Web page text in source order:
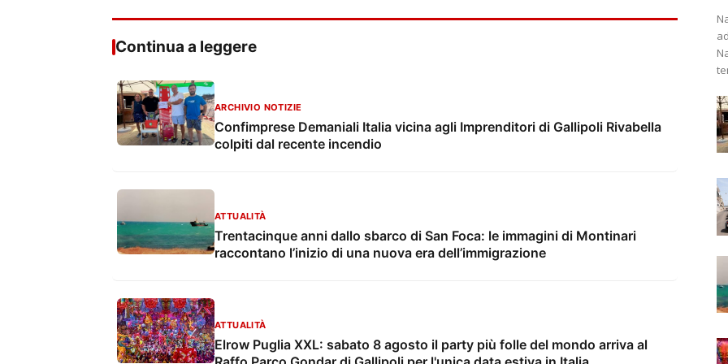
Continua a leggere
ARCHIVIO NOTIZIE
Confimprese Demaniali Italia vicina agli Imprenditori di Gallipoli Rivabella
colpiti dal recente incendio
ATTUALITÀ
Trentacinque anni dallo sbarco di San Foca: le immagini di Montinari
raccontano l’inizio di una nuova era dell’immigrazione
ATTUALITÀ
Elrow Puglia XXL: sabato 8 agosto il party più folle del mondo arriva al